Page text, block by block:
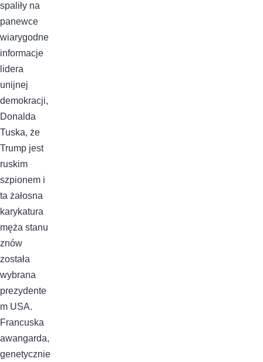
spaliły na
panewce
wiarygodne
informacje
lidera
unijnej
demokracji,
Donalda
Tuska, że
Trump jest
ruskim
szpionem i
ta żałosna
karykatura
męża stanu
znów
została
wybrana
prezydente
m USA.
Francuska
awangarda,
genetycznie